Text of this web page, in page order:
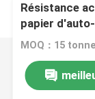
Résistance
papier
MOQ：15